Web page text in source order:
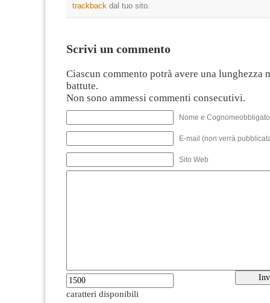
trackback dal tuo sito.
Scrivi un commento
Ciascun commento potrà avere una lunghezza
battute.
Non sono ammessi commenti consecutivi.
Nome e
E-mail (non verrà
Sito Web
caratteri disponibili